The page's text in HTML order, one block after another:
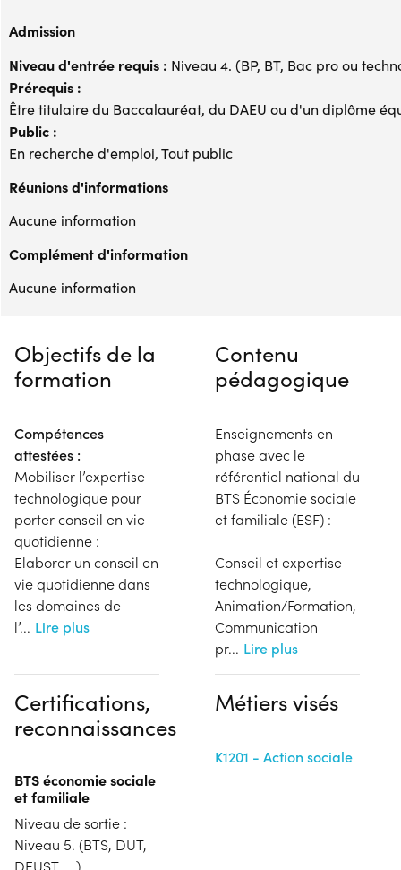
Admission
Niveau d'entrée requis : Niveau 4. (BP, BT, Bac pro ou
Prérequis :
Être titulaire du Baccalauréat, du DAEU ou d'un diplôme
Public :
En recherche d'emploi, Tout public
Réunions d'informations
Aucune information
Complément d'information
Aucune information
Objectifs de la
formation
Compétences
attestées :
Mobiliser l’expertise
technologique pour
porter conseil en vie
quotidienne :
Elaborer un conseil en
vie quotidienne dans
les domaines de
l’... Lire plus
Contenu
pédagogique
Enseignements en
phase avec le
référentiel national du
BTS Économie sociale
et familiale (ESF) :
Conseil et expertise
technologique,
Animation/Formation,
Communication
pr... Lire plus
Certifications,
reconnaissances
BTS économie sociale
et familiale
Niveau de sortie :
Niveau 5. (BTS, DUT,
DEUST, ...)
Métiers visés
K1201 - Action sociale